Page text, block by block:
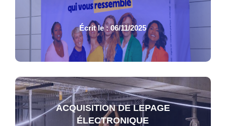
Écrit le : 06/11/2025
ACQUISITION DE LEPAGE
ÉLECTRONIQUE